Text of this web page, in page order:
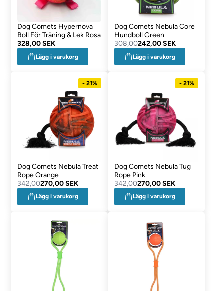
Dog Comets Hypernova
Boll För Träning & Lek Rosa
328,00 SEK
Lägg i varukorg
Dog Comets Nebula Core
Hundboll Green
308,00242,00 SEK
Lägg i varukorg
- 21%
Dog Comets Nebula Treat
Rope Orange
342,00270,00 SEK
Lägg i varukorg
- 21%
Dog Comets Nebula Tug
Rope Pink
342,00270,00 SEK
Lägg i varukorg